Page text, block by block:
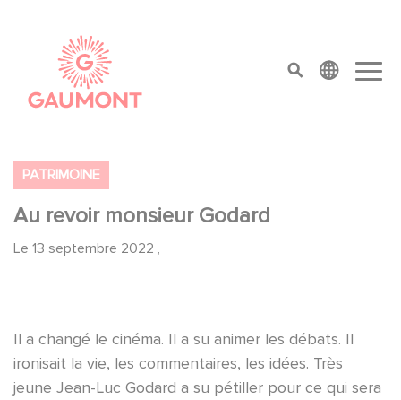
top menu
PATRIMOINE
Au revoir monsieur Godard
Le 13 septembre 2022 ,
Il a changé le cinéma. Il a su animer les débats. Il
ironisait la vie, les commentaires, les idées. Très
jeune Jean-Luc Godard a su pétiller pour ce qui sera